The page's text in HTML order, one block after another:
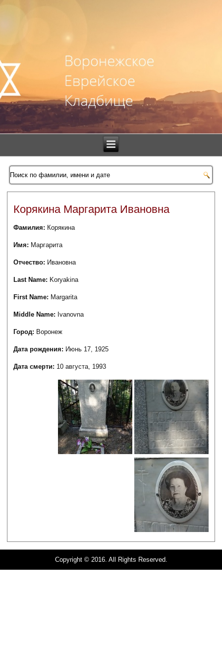
Корякина Маргарита Ивановна
Фамилия: Корякина
Имя: Маргарита
Отчество: Ивановна
Last Name: Koryakina
First Name: Margarita
Middle Name: Ivanovna
Город: Воронеж
Дата рождения: Июнь 17, 1925
Дата смерти: 10 августа, 1993
Copyright © 2016. All Rights Reserved.